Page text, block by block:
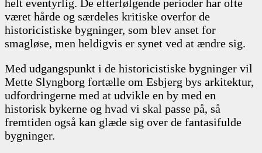
helt eventyrlig. De efterfølgende perioder har ofte
været hårde og særdeles kritiske overfor de
historicistiske bygninger, som blev anset for
smagløse, men heldigvis er synet ved at ændre sig.
Med udgangspunkt i de historicistiske bygninger vil
Mette Slyngborg fortælle om Esbjerg bys arkitektur,
udfordringerne med at udvikle en by med en
historisk bykerne og hvad vi skal passe på, så
fremtiden også kan glæde sig over de fantasifulde
bygninger.